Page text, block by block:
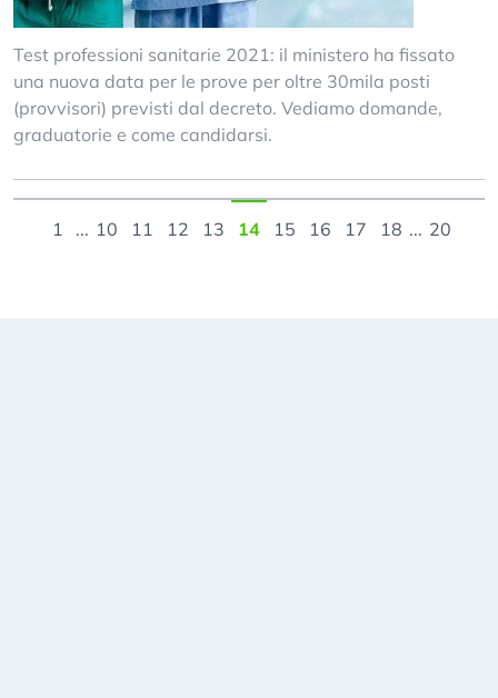
Test professioni sanitarie 2021: il ministero ha fissato
una nuova data per le prove per oltre 30mila posti
(provvisori) previsti dal decreto. Vediamo domande,
graduatorie e come candidarsi.
1 ... 10 11 12 13 14 15 16 17 18 ... 20